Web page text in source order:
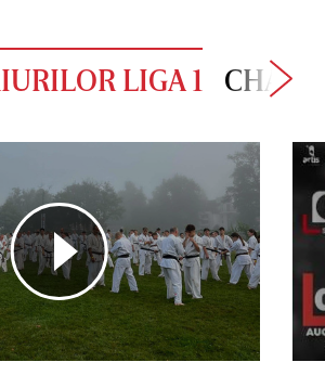
LIGA 1